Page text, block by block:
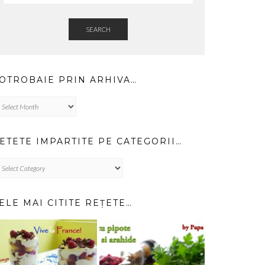
SEARCH
PRIN ARHIVA…
IMPARTITE PE CATEGORII…
MAI CITITE REȚETE…